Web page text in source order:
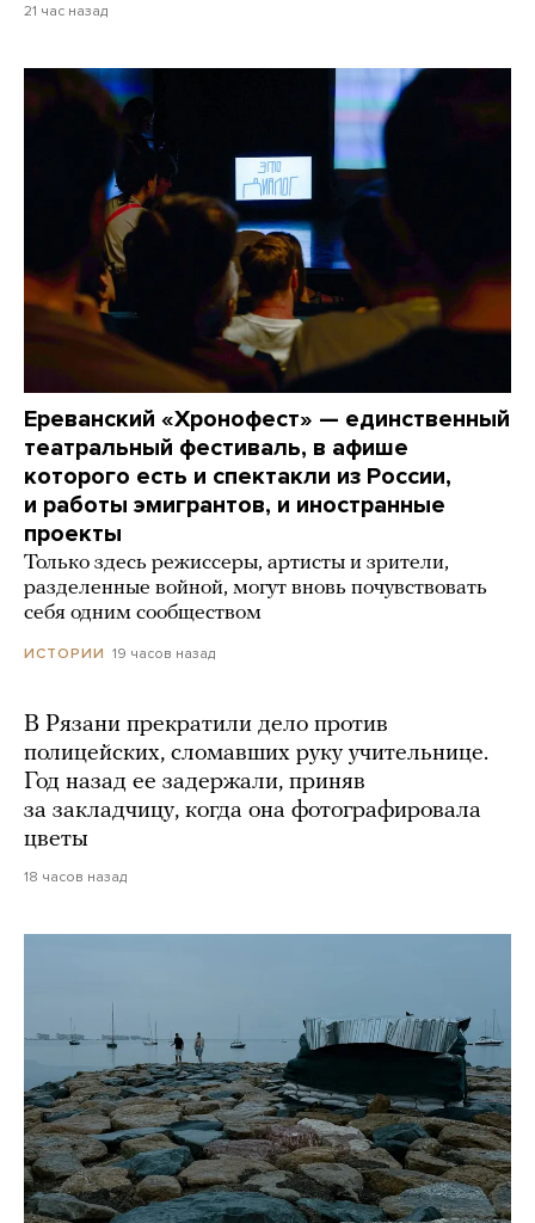
21 час назад
Ереванский «Хронофест» — единственный
театральный фестиваль, в афише
которого есть и спектакли из России,
и работы эмигрантов, и иностранные
проекты
Только здесь режиссеры, артисты и зрители,
разделенные войной, могут вновь почувствовать
себя одним сообществом
ИСТОРИИ 19 часов назад
В Рязани прекратили дело против
полицейских, сломавших руку учительнице.
Год назад ее задержали, приняв
за закладчицу, когда она фотографировала
цветы
18 часов назад